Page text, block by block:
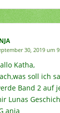
30, 2019 um
Katha,
soll ich
Band 2 auf
Lunas
anja